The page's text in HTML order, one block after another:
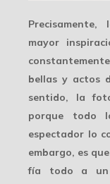
mayor
bellas y actos
sentido, la
porque todo
espectador lo
embargo, es
fía todo a un